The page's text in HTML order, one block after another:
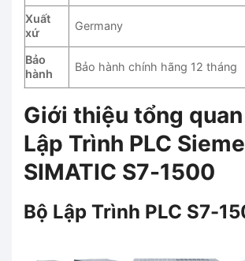
Xuất
xứ
Germany
Bảo
hành
Bảo hành chính hãng 12 tháng
Giới thiệu tổng quan
Lập Trình PLC
SIMATIC S7-1500
Bộ Lập Trình PLC S7-